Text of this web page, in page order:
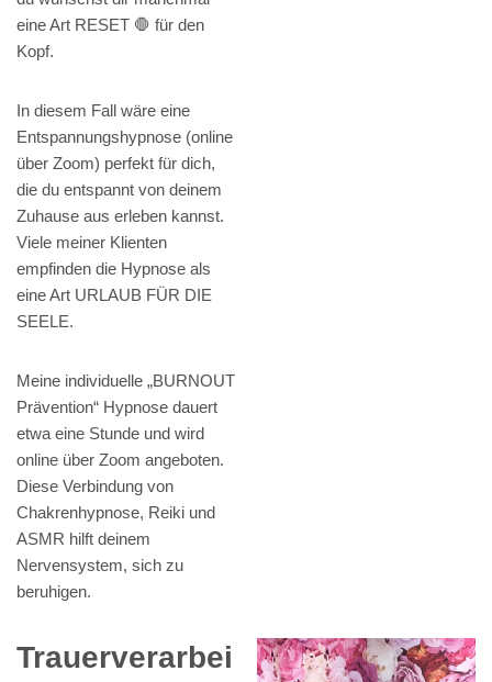
eine Art RESET 🛑 für den
Kopf.
In diesem Fall wäre eine
Entspannungshypnose (online
über Zoom) perfekt für dich,
die du entspannt von deinem
Zuhause aus erleben kannst.
Viele meiner Klienten
empfinden die Hypnose als
eine Art URLAUB FÜR DIE
SEELE.
Meine individuelle „BURNOUT
Prävention“ Hypnose dauert
etwa eine Stunde und wird
online über Zoom angeboten.
Diese Verbindung von
Chakrenhypnose, Reiki und
ASMR hilft deinem
Nervensystem, sich zu
beruhigen.
Trauerverarbei